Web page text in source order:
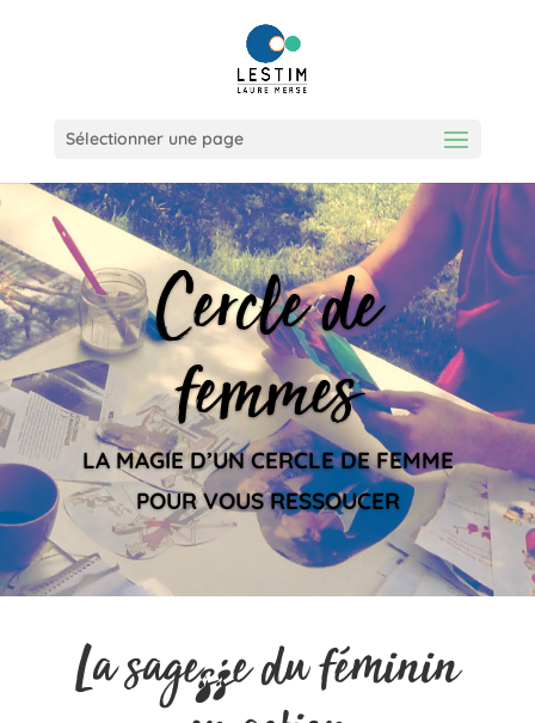
Sélectionner une page
Cercle de
femmes
LA MAGIE D’UN CERCLE DE FEMME
POUR VOUS RESSOUCER
La sagesse du féminin